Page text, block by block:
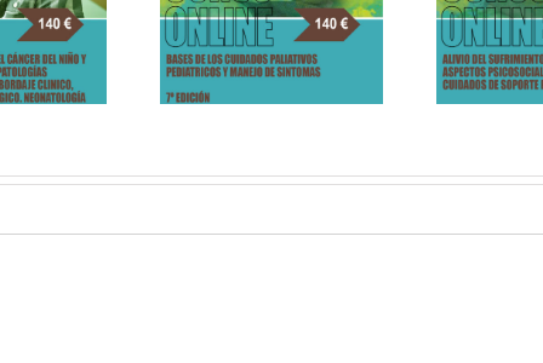
DE LOS
PALIATIVOS
Y MANEJO
SINTOMAS
FRONTERAS «ALIVIO
DEL SUFRIMIENTO,
BIOÉTICA Y ASPECTOS
PSICOSOCIALES EN LOS
CUIDADOS DE SOPORTE